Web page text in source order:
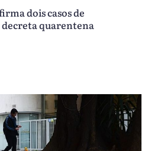
dois casos de
quarentena